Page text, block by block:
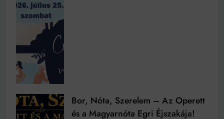
Bor, Nóta, Szerelem – Az Operett
és a Magyarnóta Egri Éjszakája!